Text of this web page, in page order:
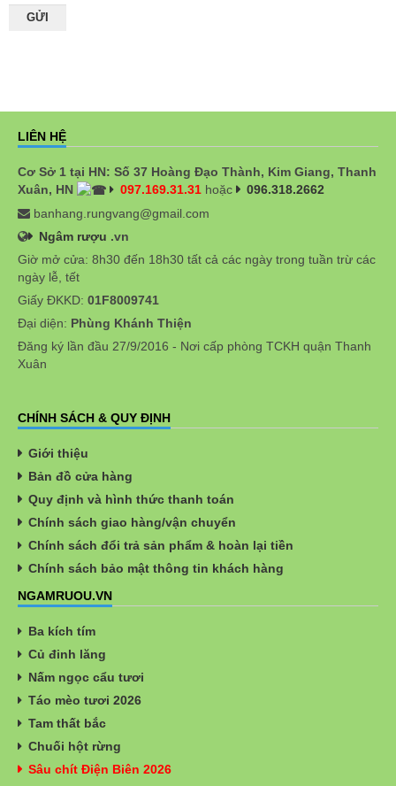
LIÊN HỆ
Cơ Sở 1 tại HN: Số 37 Hoàng Đạo Thành, Kim Giang, Thanh
Xuân, HN
097.169.31.31 hoặc
096.318.2662
banhang.rungvang@gmail.com
Ngâm rượu .vn
Giờ mở cửa: 8h30 đến 18h30 tất cả các ngày trong tuần trừ các
ngày lễ, tết
Giấy ĐKKD: 01F8009741
Đại diện: Phùng Khánh Thiện
Đăng ký lần đầu 27/9/2016 - Nơi cấp phòng TCKH quận Thanh
Xuân
CHÍNH SÁCH & QUY ĐỊNH
Giới thiệu
Bản đồ cửa hàng
Quy định và hình thức thanh toán
Chính sách giao hàng/vận chuyển
Chính sách đổi trả sản phẩm & hoàn lại tiền
Chính sách bảo mật thông tin khách hàng
NGAMRUOU.VN
Ba kích tím
Củ đinh lăng
Nấm ngọc cẩu tươi
Táo mèo tươi 2026
Tam thất bắc
Chuối hột rừng
Sâu chít Điện Biên 2026